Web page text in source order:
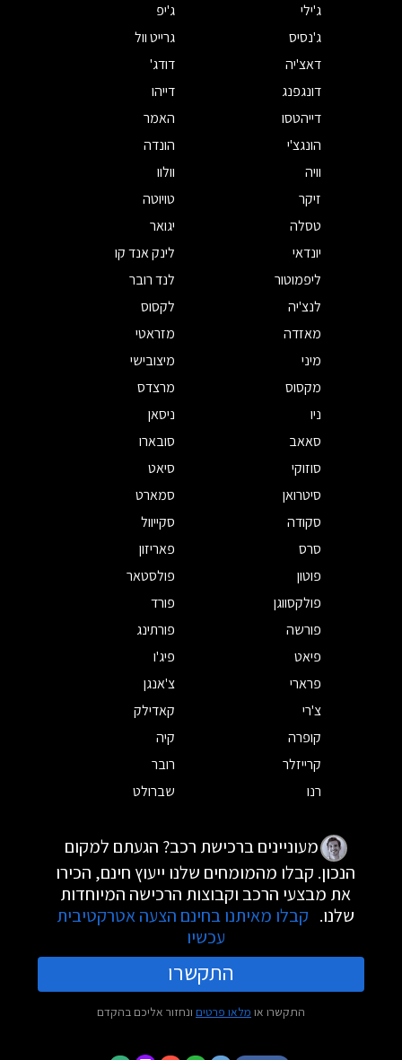
ג'ילי
ג'יפ
ג'נסיס
גרייט וול
דאצ'יה
דודג'
דונגפנג
דייהו
דייהטסו
האמר
הונגצ'י
הונדה
וויה
וולוו
זיקר
טויוטה
טסלה
יגואר
יונדאי
לינק אנד קו
ליפמוטור
לנד רובר
לנצ'יה
לקסוס
מאזדה
מזראטי
מיני
מיצובישי
מקסוס
מרצדס
ניו
ניסאן
סאאב
סובארו
סוזוקי
סיאט
סיטרואן
סמארט
סקודה
סקייוול
סרס
פאריזון
פוטון
פולסטאר
פולקסווגן
פורד
פורשה
פורתינג
פיאט
פיג'ו
פרארי
צ'אנגן
צ'רי
קאדילק
קופרה
קיה
קרייזלר
רובר
רנו
שברולט
מעוניינים ברכישת רכב? הגעתם למקום
הנכון. קבלו מהמומחים שלנו ייעוץ חינם, הכירו
את מבצעי הרכב וקבוצות הרכישה המיוחדות
שלנו. קבלו מאיתנו בחינם הצעה אטרקטיבית
עכשיו
התקשרו
התקשרו או מלאו פרטים ונחזור אליכם בהקדם